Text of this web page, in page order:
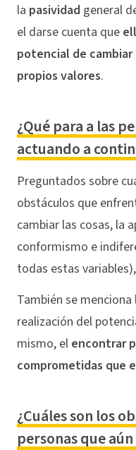
la pasividad general
el darse cuenta que
potencial de cambiar
propios valores.
¿Qué para a las
actuando a
Preguntados sobre
obstáculos que
cambiar las cosas, la
conformismo e
todas estas
También se
realización del
mismo, el encontrar
comprometidas que
¿Cuáles son los
personas que